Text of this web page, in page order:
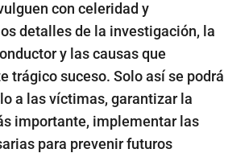
con celeridad y
detalles de la investigación, la
y las causas que
trágico suceso. Solo así se podrá
a las víctimas, garantizar la
importante, implementar las
para prevenir futuros